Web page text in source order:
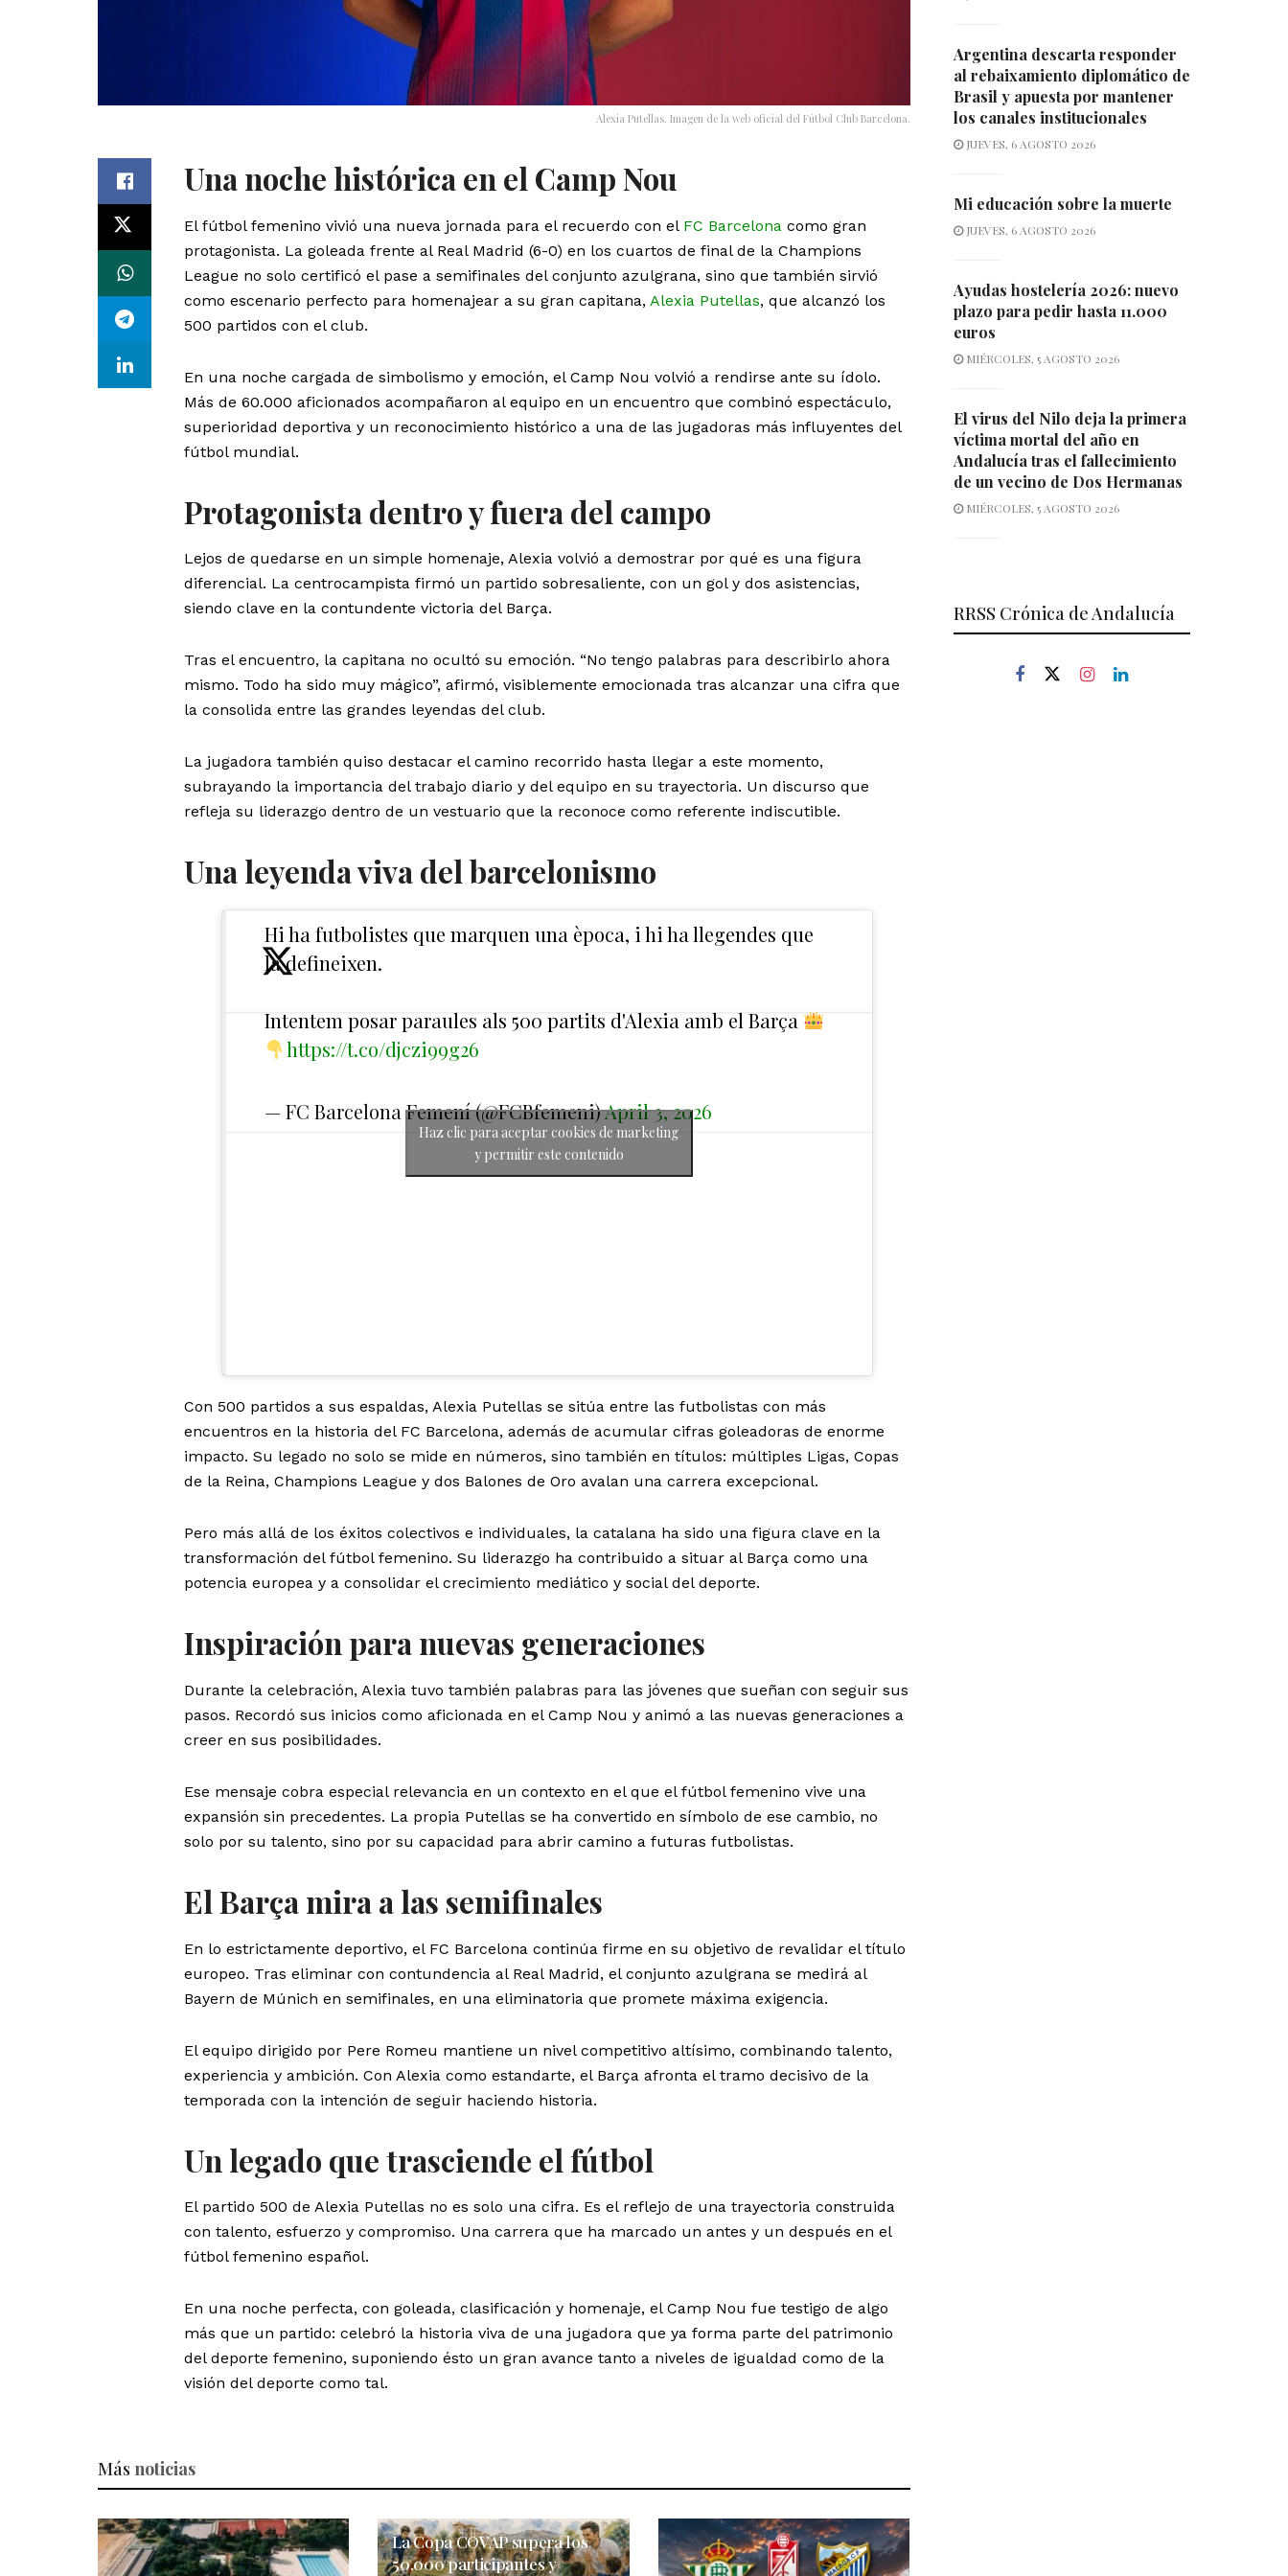
Alexia Putellas. Imagen de la web oficial del Fútbol Club Barcelona.
Una noche histórica en el Camp Nou
El fútbol femenino vivió una nueva jornada para el recuerdo con el FC Barcelona como gran
protagonista. La goleada frente al Real Madrid (6-0) en los cuartos de final de la Champions
League no solo certificó el pase a semifinales del conjunto azulgrana, sino que también sirvió
como escenario perfecto para homenajear a su gran capitana, Alexia Putellas, que alcanzó los
500 partidos con el club.
En una noche cargada de simbolismo y emoción, el Camp Nou volvió a rendirse ante su ídolo.
Más de 60.000 aficionados acompañaron al equipo en un encuentro que combinó espectáculo,
superioridad deportiva y un reconocimiento histórico a una de las jugadoras más influyentes del
fútbol mundial.
Protagonista dentro y fuera del campo
Lejos de quedarse en un simple homenaje, Alexia volvió a demostrar por qué es una figura
diferencial. La centrocampista firmó un partido sobresaliente, con un gol y dos asistencias,
siendo clave en la contundente victoria del Barça.
Tras el encuentro, la capitana no ocultó su emoción. “No tengo palabras para describirlo ahora
mismo. Todo ha sido muy mágico”, afirmó, visiblemente emocionada tras alcanzar una cifra que
la consolida entre las grandes leyendas del club.
La jugadora también quiso destacar el camino recorrido hasta llegar a este momento,
subrayando la importancia del trabajo diario y del equipo en su trayectoria. Un discurso que
refleja su liderazgo dentro de un vestuario que la reconoce como referente indiscutible.
Una leyenda viva del barcelonismo
Hi ha futbolistes que marquen una època, i hi ha llegendes que
la defineixen.
Intentem posar paraules als 500 partits d'Alexia amb el Barça
https://t.co/djczi99g26
— FC Barcelona Femení (@FCBfemeni)April 3, 2026
Haz clic para aceptar cookies de marketing
y permitir este contenido
Con 500 partidos a sus espaldas, Alexia Putellas se sitúa entre las futbolistas con más
encuentros en la historia del FC Barcelona, además de acumular cifras goleadoras de enorme
impacto. Su legado no solo se mide en números, sino también en títulos: múltiples Ligas, Copas
de la Reina, Champions League y dos Balones de Oro avalan una carrera excepcional.
Pero más allá de los éxitos colectivos e individuales, la catalana ha sido una figura clave en la
transformación del fútbol femenino. Su liderazgo ha contribuido a situar al Barça como una
potencia europea y a consolidar el crecimiento mediático y social del deporte.
Inspiración para nuevas generaciones
Durante la celebración, Alexia tuvo también palabras para las jóvenes que sueñan con seguir sus
pasos. Recordó sus inicios como aficionada en el Camp Nou y animó a las nuevas generaciones a
creer en sus posibilidades.
Ese mensaje cobra especial relevancia en un contexto en el que el fútbol femenino vive una
expansión sin precedentes. La propia Putellas se ha convertido en símbolo de ese cambio, no
solo por su talento, sino por su capacidad para abrir camino a futuras futbolistas.
El Barça mira a las semifinales
En lo estrictamente deportivo, el FC Barcelona continúa firme en su objetivo de revalidar el título
europeo. Tras eliminar con contundencia al Real Madrid, el conjunto azulgrana se medirá al
Bayern de Múnich en semifinales, en una eliminatoria que promete máxima exigencia.
El equipo dirigido por Pere Romeu mantiene un nivel competitivo altísimo, combinando talento,
experiencia y ambición. Con Alexia como estandarte, el Barça afronta el tramo decisivo de la
temporada con la intención de seguir haciendo historia.
Un legado que trasciende el fútbol
El partido 500 de Alexia Putellas no es solo una cifra. Es el reflejo de una trayectoria construida
con talento, esfuerzo y compromiso. Una carrera que ha marcado un antes y un después en el
fútbol femenino español.
En una noche perfecta, con goleada, clasificación y homenaje, el Camp Nou fue testigo de algo
más que un partido: celebró la historia viva de una jugadora que ya forma parte del patrimonio
del deporte femenino, suponiendo ésto un gran avance tanto a niveles de igualdad como de la
visión del deporte como tal.
Más noticias
La Copa COVAP supera los
50.000 participantes y
Argentina descarta responder
al rebaixamiento diplomático de
Brasil y apuesta por mantener
los canales institucionales
JUEVES, 6 AGOSTO 2026
Mi educación sobre la muerte
JUEVES, 6 AGOSTO 2026
Ayudas hostelería 2026: nuevo
plazo para pedir hasta 11.000
euros
MIÉRCOLES, 5 AGOSTO 2026
El virus del Nilo deja la primera
víctima mortal del año en
Andalucía tras el fallecimiento
de un vecino de Dos Hermanas
MIÉRCOLES, 5 AGOSTO 2026
RRSS Crónica de Andalucía